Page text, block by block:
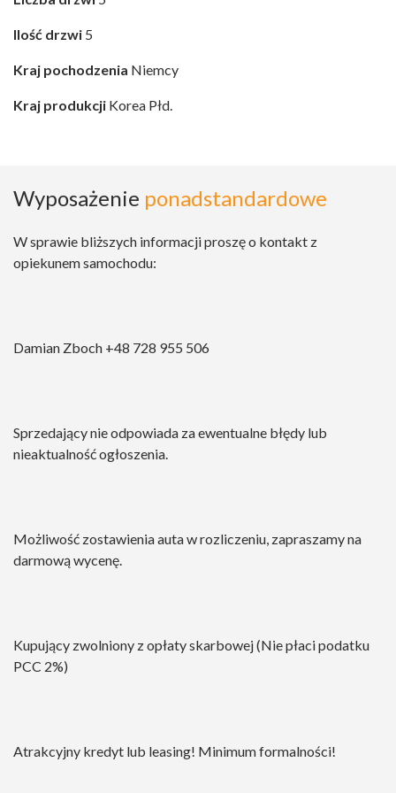
Ilość drzwi 5
Kraj pochodzenia Niemcy
Kraj produkcji Korea Płd.
Wyposażenie ponadstandardowe
W sprawie bliższych informacji proszę o kontakt z
opiekunem samochodu:
Damian Zboch +48 728 955 506
Sprzedający nie odpowiada za ewentualne błędy lub
nieaktualność ogłoszenia.
Możliwość zostawienia auta w rozliczeniu, zapraszamy na
darmową wycenę.
Kupujący zwolniony z opłaty skarbowej (Nie płaci podatku
PCC 2%)
Atrakcyjny kredyt lub leasing! Minimum formalności!